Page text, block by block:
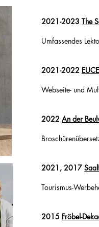
2021-2023 The
Umfassendes
2021-2022
Webseite- und
2022 An der
2021, 2017
Tourismus-
2015 Fröbel-